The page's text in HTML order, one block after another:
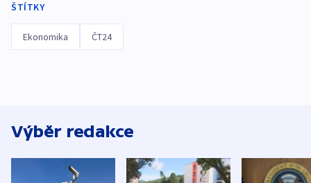
ŠTÍTKY
Ekonomika ČT24
Výběr redakce